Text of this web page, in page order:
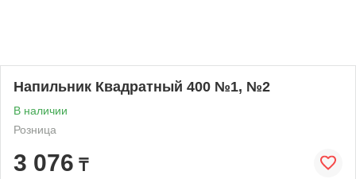
Напильник Квадратный 400 №1, №2
В наличии
Розница
3 076 ₸